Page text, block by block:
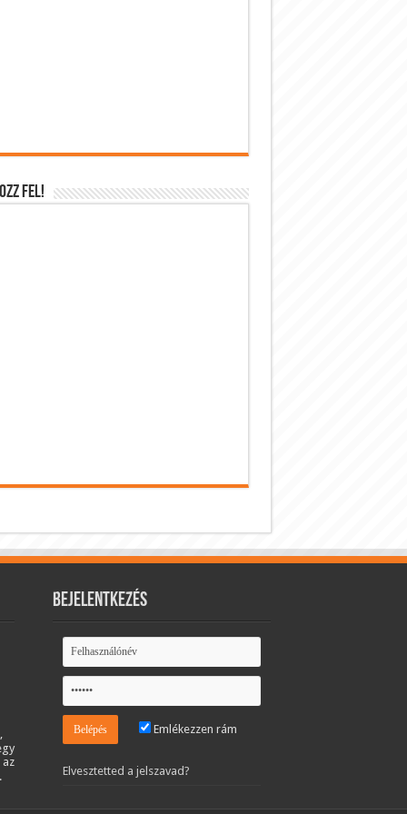
FEL!
Bejelentkezés
Emlékezzen rám
Elvesztetted a jelszavad?